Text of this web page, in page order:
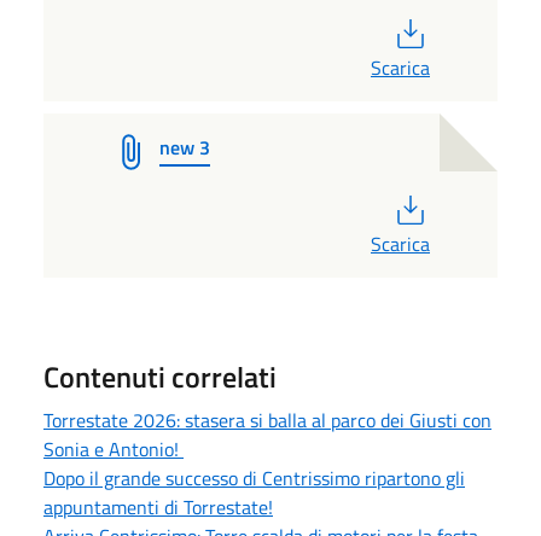
Scarica
new 3
Scarica
Contenuti correlati
Torrestate 2026: stasera si balla al parco dei Giusti con
Sonia e Antonio!
Dopo il grande successo di Centrissimo ripartono gli
appuntamenti di Torrestate!